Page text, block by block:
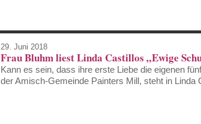
29. Juni 2018
Frau Bluhm liest Linda Castillos „Ewige
Kann es sein, dass ihre erste Liebe die eigenen
der Amisch-Gemeinde Painters Mill, steht in Linda